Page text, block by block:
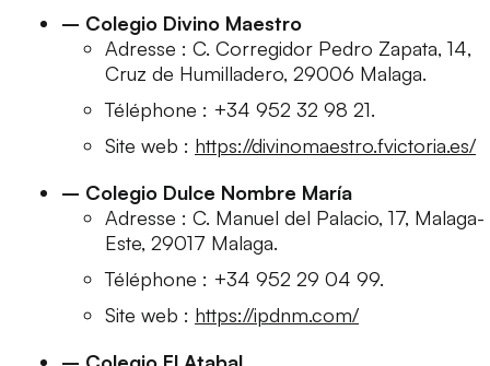
– Colegio Divino Maestro
Adresse : C. Corregidor Pedro Zapata, 14,
Cruz de Humilladero, 29006 Malaga.
Téléphone : +34 952 32 98 21.
Site web : https://divinomaestro.fvictoria.es/
– Colegio Dulce Nombre María
Adresse : C. Manuel del Palacio, 17, Malaga-
Este, 29017 Malaga.
Téléphone : +34 952 29 04 99.
Site web : https://ipdnm.com/